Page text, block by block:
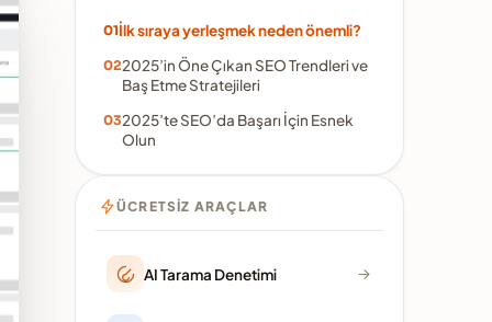
İlk sıraya yerleşmek neden önemli?
2025’in Öne Çıkan SEO Trendleri ve
Baş Etme Stratejileri
2025’te SEO’da Başarı İçin Esnek
Olun
ÜCRETSIZ ARAÇLAR
AI Tarama Denetimi